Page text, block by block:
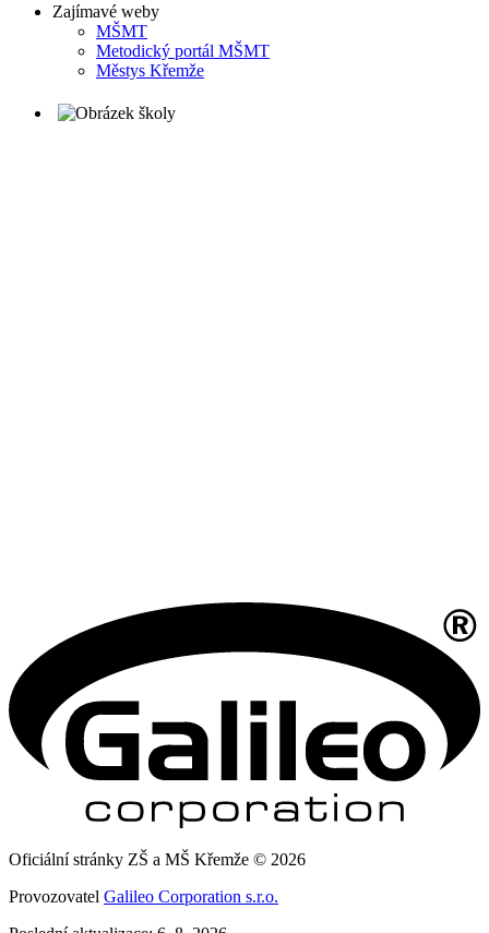
Zajímavé weby
MŠMT
Metodický portál MŠMT
Městys Křemže
Oficiální stránky ZŠ a MŠ Křemže © 2026
Provozovatel Galileo Corporation s.r.o.